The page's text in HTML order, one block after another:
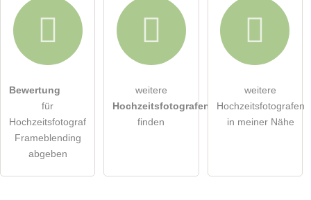
Hiermit akzeptiere ich die
Die Datenschutzerklärung
öffentliche Frage stellen
Bewertung
für
Hochzeitsfotograf
Frameblending
abgeben
weitere
Hochzeitsfotografen
finden
weitere
Hochzeitsfotografen
in meiner Nähe